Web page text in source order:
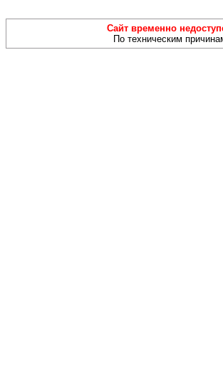
Сайт временно
По техническим